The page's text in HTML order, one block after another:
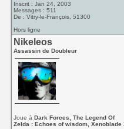
Inscrit : Jan 24, 2003
Messages : 511
De : Vitry-le-François, 51300
Hors ligne
Nikeleos
Assassin de Doubleur
Joue àDark Forces, The Legend Of
Zelda : Echoes of wisdom, Xenoblade